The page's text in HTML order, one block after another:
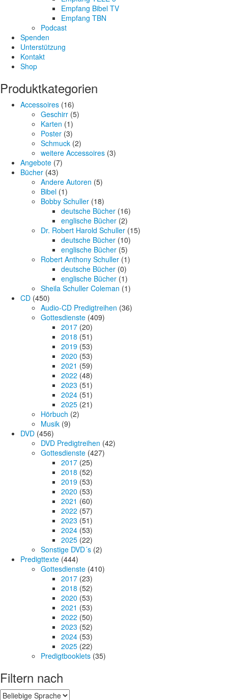
Empfang Bibel TV
Empfang TBN
Podcast
Spenden
Unterstützung
Kontakt
Shop
Produktkategorien
Accessoires (16)
Geschirr (5)
Karten (1)
Poster (3)
Schmuck (2)
weitere Accessoires (3)
Angebote (7)
Bücher (43)
Andere Autoren (5)
Bibel (1)
Bobby Schuller (18)
deutsche Bücher (16)
englische Bücher (2)
Dr. Robert Harold Schuller (15)
deutsche Bücher (10)
englische Bücher (5)
Robert Anthony Schuller (1)
deutsche Bücher (0)
englische Bücher (1)
Sheila Schuller Coleman (1)
CD (450)
Audio-CD Predigtreihen (36)
Gottesdienste (409)
2017 (20)
2018 (51)
2019 (53)
2020 (53)
2021 (59)
2022 (48)
2023 (51)
2024 (51)
2025 (21)
Hörbuch (2)
Musik (9)
DVD (456)
DVD Predigtreihen (42)
Gottesdienste (427)
2017 (25)
2018 (52)
2019 (53)
2020 (53)
2021 (60)
2022 (57)
2023 (51)
2024 (53)
2025 (22)
Sonstige DVD´s (2)
Predigttexte (444)
Gottesdienste (410)
2017 (23)
2018 (52)
2020 (53)
2021 (53)
2022 (50)
2023 (52)
2024 (53)
2025 (22)
Predigtbooklets (35)
Filtern nach